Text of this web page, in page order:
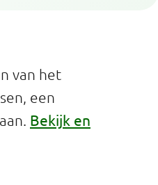
van het
een
Bekijk en